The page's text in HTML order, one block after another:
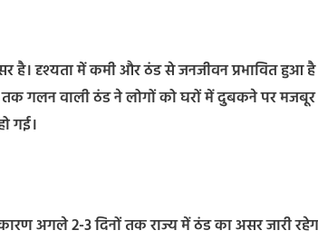
दृश्यता में कमी और ठंड से जनजीवन प्रभावित हुआ है।
गलन वाली ठंड ने लोगों को घरों में दुबकने पर मजबूर
गई।
अगले 2-3 दिनों तक राज्य में ठंड का असर जारी